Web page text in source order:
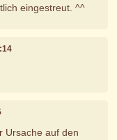
eingestreut. ^^
Ursache auf den